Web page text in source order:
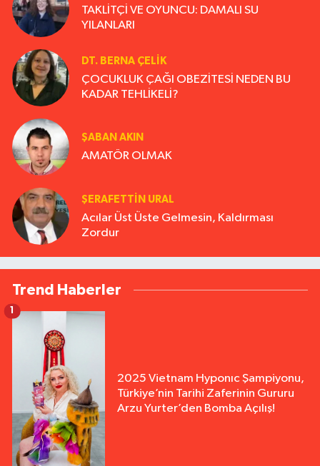
TAKLİTÇİ VE OYUNCU: DAMALI SU
YILANLARI
DT. BERNA ÇELIK
ÇOCUKLUK ÇAĞI OBEZİTESİ NEDEN BU
KADAR TEHLİKELİ?
ŞABAN AKIN
AMATÖR OLMAK
ŞERAFETTIN URAL
Acılar Üst Üste Gelmesin, Kaldırması
Zordur
Trend Haberler
2025 Vietnam Hyponıc Şampiyonu,
Türkiye’nin Tarihi Zaferinin Gururu
Arzu Yurter’den Bomba Açılış!
1